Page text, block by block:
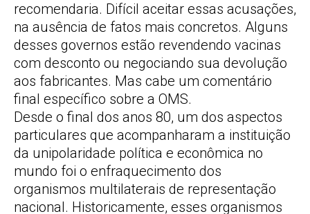
recomendaria. Difícil aceitar essas acusações,
na ausência de fatos mais concretos. Alguns
desses governos estão revendendo vacinas
com desconto ou negociando sua devolução
aos fabricantes. Mas cabe um comentário
final específico sobre a OMS.
Desde o final dos anos 80, um dos aspectos
particulares que acompanharam a instituição
da unipolaridade política e econômica no
mundo foi o enfraquecimento dos
organismos multilaterais de representação
nacional. Historicamente, esses organismos